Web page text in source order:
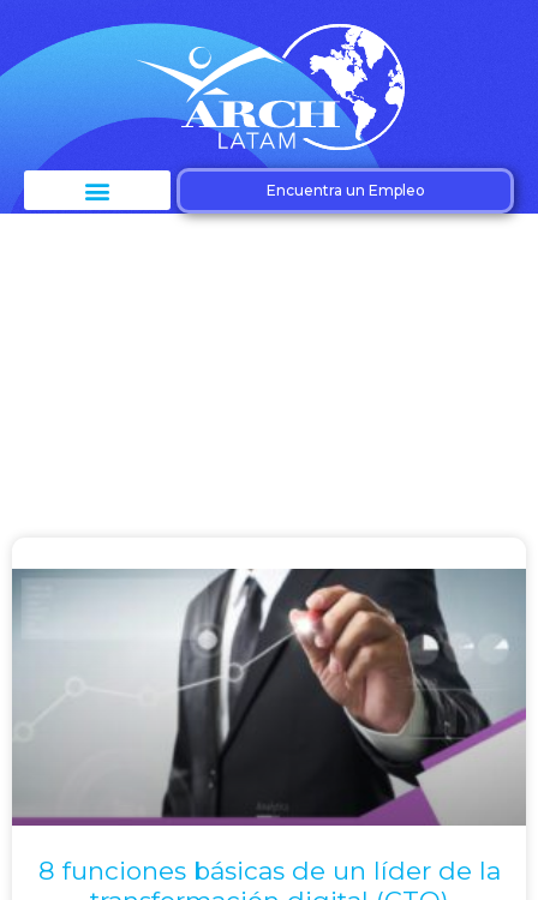
Encuentra un Empleo
8 funciones básicas de un líder de la